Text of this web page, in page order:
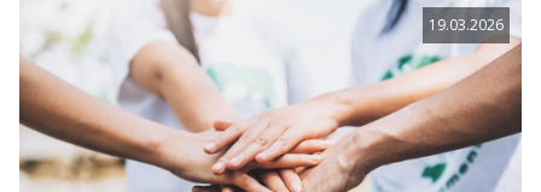
19.03.2026